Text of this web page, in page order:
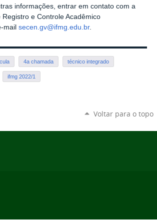
informações, entrar em contato com a
e Controle Acadêmico
mail secen.gv@ifmg.edu.br.
4a chamada técnico integrado
ifmg 2022/1
Voltar para o topo